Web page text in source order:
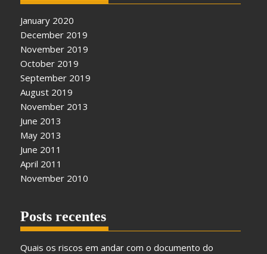
January 2020
December 2019
November 2019
October 2019
September 2019
August 2019
November 2013
June 2013
May 2013
June 2011
April 2011
November 2010
Posts recentes
Quais os riscos em andar com o documento do